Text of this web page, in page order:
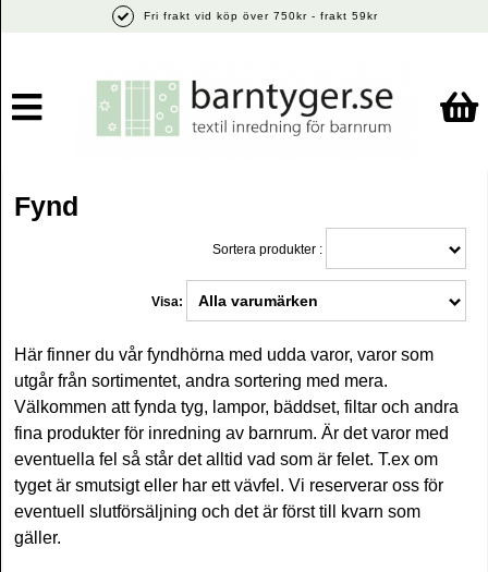
Fri frakt vid köp över 750kr - frakt 59kr
Fynd
Sortera produkter :
Visa:
Här finner du vår fyndhörna med udda varor, varor som
utgår från sortimentet, andra sortering med mera.
Välkommen att fynda tyg, lampor, bäddset, filtar och andra
fina produkter för inredning av barnrum. Är det varor med
eventuella fel så står det alltid vad som är felet. T.ex om
tyget är smutsigt eller har ett vävfel. Vi reserverar oss för
eventuell slutförsäljning och det är först till kvarn som
gäller.